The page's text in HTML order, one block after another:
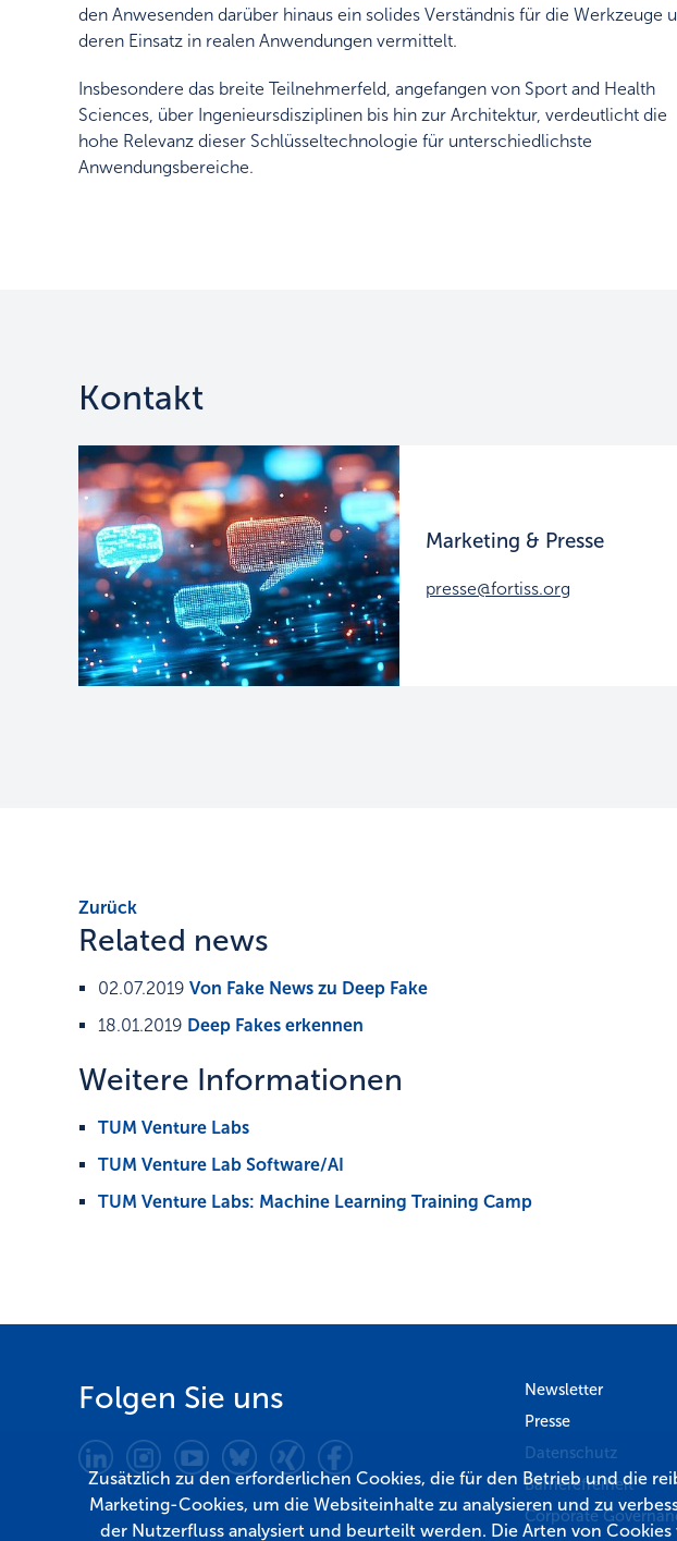
den Anwesenden darüber hinaus ein solides Verständnis für die Werkzeuge
deren Einsatz in realen Anwendungen vermittelt.
Insbesondere das breite Teilnehmerfeld, angefangen von Sport and Health
Sciences, über Ingenieursdisziplinen bis hin zur Architektur, verdeutlicht die
hohe Relevanz dieser Schlüsseltechnologie für unterschiedlichste
Anwendungsbereiche.
Kontakt
Marketing & Presse
presse@fortiss.org
Zurück
Related news
02.07.2019 Von Fake News zu Deep Fake
18.01.2019 Deep Fakes erkennen
Weitere Informationen
TUM Venture Labs
TUM Venture Lab Software/AI
TUM Venture Labs: Machine Learning Training Camp
Folgen Sie uns
Newsletter
Presse
Datenschutz
Barrierefreiheit
Corporate
Zusätzlich zu den erforderlichen Cookies, die für den Betrieb und die
Marketing-Cookies, um die Websiteinhalte zu analysieren und zu
der Nutzerfluss analysiert und beurteilt werden. Die Arten von